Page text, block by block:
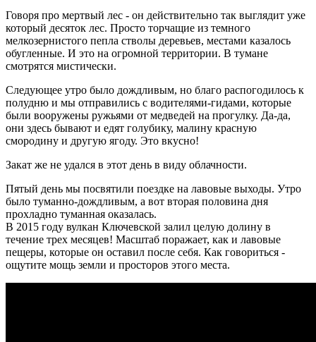
Говоря про мертвый лес - он действительно так выглядит уже
который десяток лес. Просто торчащие из темного
мелкозернистого пепла стволы деревьев, местами казалось
обугленные. И это на огромной территории. В тумане
смотрятся мистически.
Следующее утро было дождливым, но благо распогодилось к
полудню и мы отправились с водителями-гидами, которые
были вооружены ружьями от медведей на прогулку. Да-да,
они здесь бывают и едят голубику, малину красную
смородину и другую ягоду. Это вкусно!
Закат же не удался в этот день в виду облачности.
Пятый день мы посвятили поездке на лавовые выходы. Утро
было туманно-дождливым, а вот вторая половина дня
прохладно туманная оказалась.
В 2015 году вулкан Ключевской залил целую долину в
течение трех месяцев! Масштаб поражает, как и лавовые
пещеры, которые он оставил после себя. Как говориться -
ощутите мощь земли и просторов этого места.